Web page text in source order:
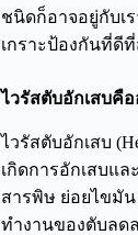
ชนิดก็อาจอยู่กับเ
เกราะป้องกันที่ดี
ไวรัสตับอักเสบคือ
ไวรัสตับอักเสบ
เกิดการอักเสบแ
สารพิษ ย่อยไขมัน
ทำงานของตับลด